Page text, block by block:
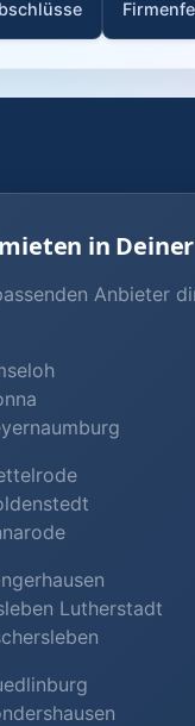
in
Anbieter
Lutherstadt